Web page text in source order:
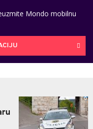
Mondo mobilnu
0